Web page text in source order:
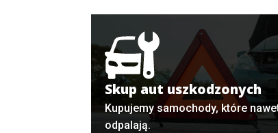
Skup aut uszkodzonych
Kupujemy samochody, które
odpalają.